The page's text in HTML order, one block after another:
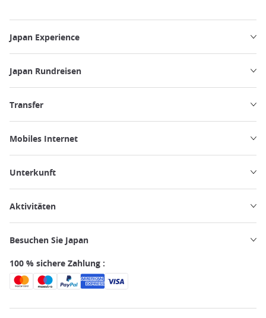
Japan Experience
Japan Rundreisen
Transfer
Mobiles Internet
Unterkunft
Aktivitäten
Besuchen Sie Japan
100 % sichere Zahlung :